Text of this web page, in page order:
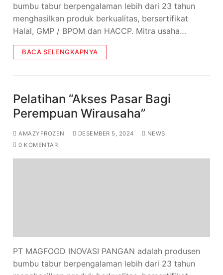
bumbu tabur berpengalaman lebih dari 23 tahun
menghasilkan produk berkualitas, bersertifikat
Halal, GMP / BPOM dan HACCP. Mitra usaha…
BACA SELENGKAPNYA
Pelatihan “Akses Pasar Bagi
Perempuan Wirausaha”
AMAZYFROZEN DESEMBER 5, 2024
NEWS
0 KOMENTAR
PT MAGFOOD INOVASI PANGAN adalah produsen
bumbu tabur berpengalaman lebih dari 23 tahun